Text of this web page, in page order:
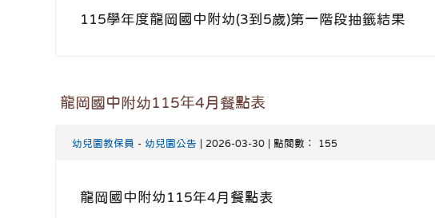
115學年度龍岡國中附幼(3到5歲)第一階段抽籤結果
龍岡國中附幼115年4月餐點表
幼兒園教保員 - 幼兒園公告 | 2026-03-30 | 點閱數： 155
龍岡國中附幼115年4月餐點表